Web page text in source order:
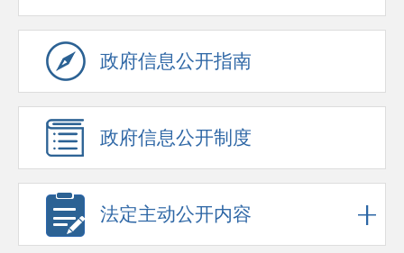
政府信息公开指南
政府信息公开制度
法定主动公开内容